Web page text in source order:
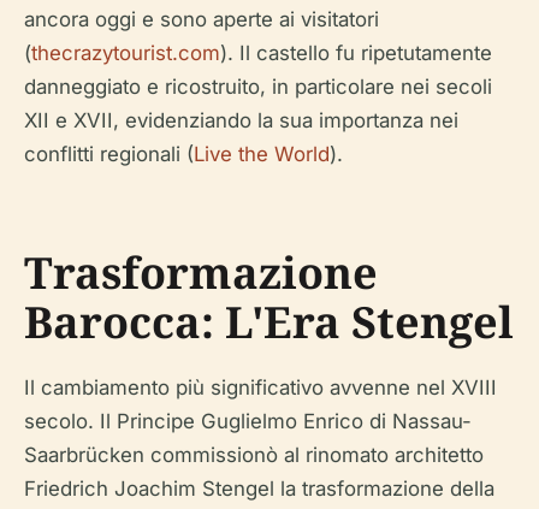
ancora oggi e sono aperte ai visitatori
(thecrazytourist.com). Il castello fu ripetutamente
danneggiato e ricostruito, in particolare nei secoli
XII e XVII, evidenziando la sua importanza nei
conflitti regionali (Live the World).
Trasformazione
Barocca: L'Era Stengel
Il cambiamento più significativo avvenne nel XVIII
secolo. Il Principe Guglielmo Enrico di Nassau-
Saarbrücken commissionò al rinomato architetto
Friedrich Joachim Stengel la trasformazione della